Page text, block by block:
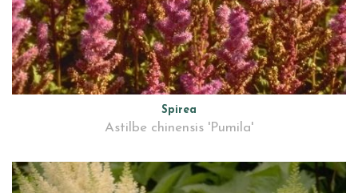
Spirea
Astilbe chinensis 'Pumila'